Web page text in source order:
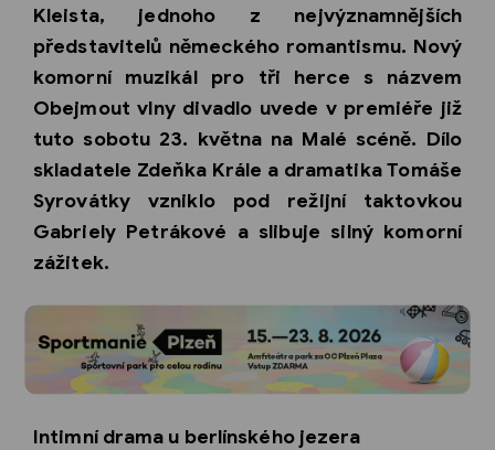
Kleista, jednoho z nejvýznamnějších
představitelů německého romantismu. Nový
komorní muzikál pro tři herce s názvem
Obejmout vlny divadlo uvede v premiéře již
tuto sobotu 23. května na Malé scéně. Dílo
skladatele Zdeňka Krále a dramatika Tomáše
Syrovátky vzniklo pod režijní taktovkou
Gabriely Petrákové a slibuje silný komorní
zážitek.
Intimní drama u berlínského jezera